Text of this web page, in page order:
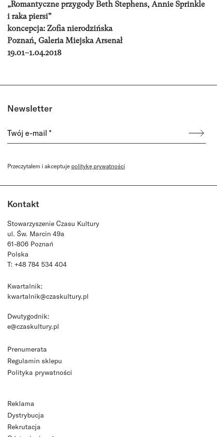
„Romantyczne przygody Beth Stephens, Annie Sprinkle
i raka piersi”
koncepcja: Zofia nierodzińska
Poznań, Galeria Miejska Arsenał
19.01–1.04.2018
Newsletter
Przeczytałem i akceptuje politykę prywatności
Kontakt
Stowarzyszenie Czasu Kultury
ul. Św. Marcin 49a
61-806 Poznań
Polska
T: +48 784 534 404
Kwartalnik:
kwartalnik@czaskultury.pl
Dwutygodnik:
e@czaskultury.pl
Prenumerata
Regulamin sklepu
Polityka prywatności
Reklama
Dystrybucja
Rekrutacja